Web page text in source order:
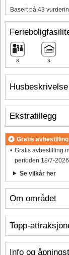
Husbeskrivelse
Om området
Info og
Basert på 43
8 3
Ekstratillegg
Gratis avbestilling
Gratis avbestilling
perioden 18/7-
Se vilkår her
Topp-